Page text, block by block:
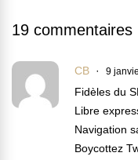
19 commentaires
CB 9
Fidèles du
Libre
Navigation
Boycottez